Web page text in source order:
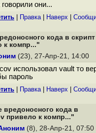
они...
Правка| Наверх
кода в скрипт
к компр..."
(23), 27-Апр-21, 14:00
использовал vault то
пароль
Правка| Наверх
вредоносного кода в
привело к компр..."
(8), 28-Апр-21, 07:50